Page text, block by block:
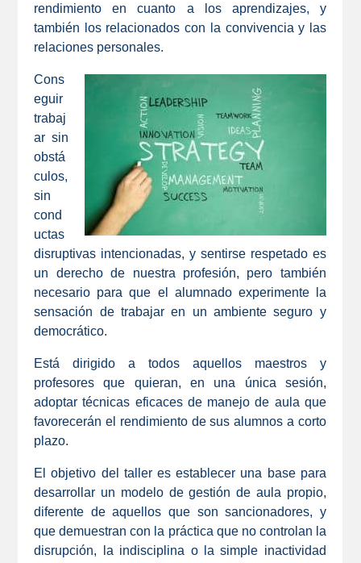
rendimiento en cuanto a los aprendizajes, y
también los relacionados con la convivencia y las
relaciones personales.
Cons
eguir
trabaj
ar sin
obstá
culos,
sin
cond
uctas
disruptivas intencionadas, y sentirse respetado es
un derecho de nuestra profesión, pero también
necesario para que el alumnado experimente la
sensación de trabajar en un ambiente seguro y
democrático.
Está dirigido a todos aquellos maestros y
profesores que quieran, en una única sesión,
adoptar técnicas eficaces de manejo de aula que
favorecerán el rendimiento de sus alumnos a corto
plazo.
El objetivo del taller es establecer una base para
desarrollar un modelo de gestión de aula propio,
diferente de aquellos que son sancionadores, y
que demuestran con la práctica que no controlan la
disrupción, la indisciplina o la simple inactividad